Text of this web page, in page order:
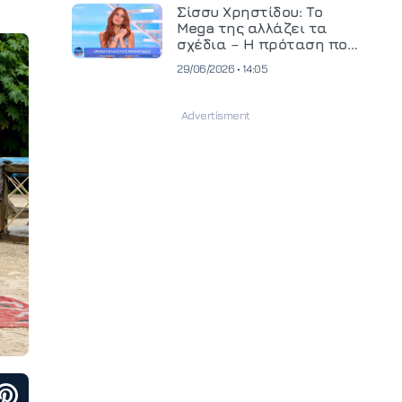
και ανεβάζει τον πήχη
στην παραγωγή
οπτικοακουστικού
περιεχομένου
Σίσσυ Χρηστίδου: Το
Mega της αλλάζει τα
σχέδια – Η πρόταση που
29/06/2026 • 14:05